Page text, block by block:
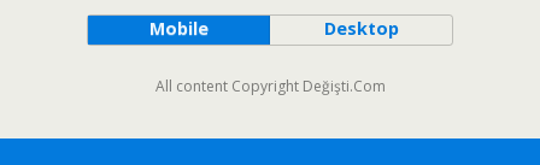
Mobile Desktop
All content Copyright Değişti.Com